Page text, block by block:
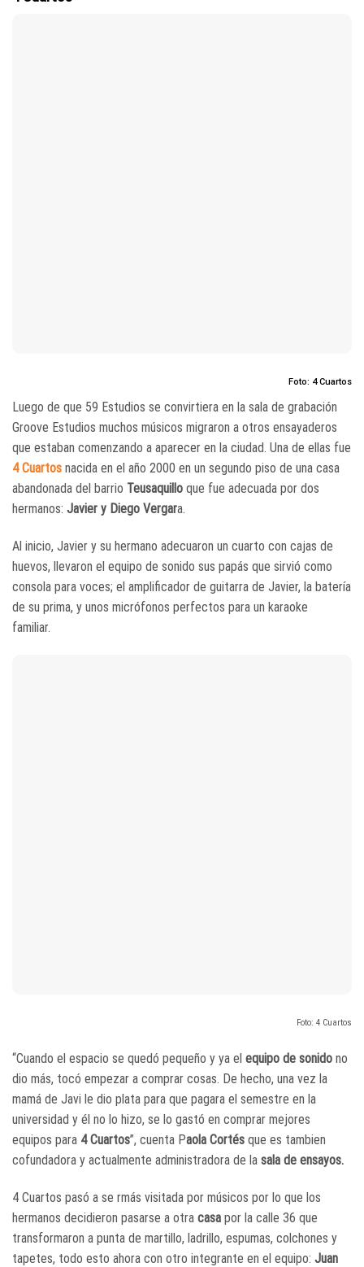
Foto: 4 Cuartos
Luego de que 59 Estudios se convirtiera en la sala de grabación
Groove Estudios muchos músicos migraron a otros ensayaderos
que estaban comenzando a aparecer en la ciudad. Una de ellas fue
4 Cuartos nacida en el año 2000 en un segundo piso de una casa
abandonada del barrio Teusaquillo que fue adecuada por dos
hermanos: Javier y Diego Vergara.
Al inicio, Javier y su hermano adecuaron un cuarto con cajas de
huevos, llevaron el equipo de sonido sus papás que sirvió como
consola para voces; el amplificador de guitarra de Javier, la batería
de su prima, y unos micrófonos perfectos para un karaoke
familiar.
Foto: 4 Cuartos
“Cuando el espacio se quedó pequeño y ya el equipo de sonido no
dio más, tocó empezar a comprar cosas. De hecho, una vez la
mamá de Javi le dio plata para que pagara el semestre en la
universidad y él no lo hizo, se lo gastó en comprar mejores
equipos para 4 Cuartos”, cuenta Paola Cortés que es tambien
cofundadora y actualmente administradora de la sala de ensayos.
4 Cuartos pasó a se rmás visitada por músicos por lo que los
hermanos decidieron pasarse a otra casa por la calle 36 que
transformaron a punta de martillo, ladrillo, espumas, colchones y
tapetes, todo esto ahora con otro integrante en el equipo: Juan